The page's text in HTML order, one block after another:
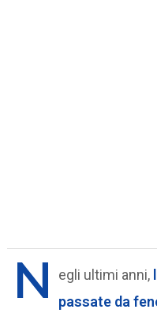
N egli ultimi anni,
passate da